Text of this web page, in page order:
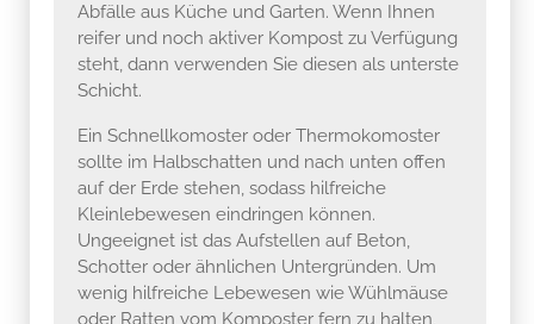
Abfälle aus Küche und Garten. Wenn Ihnen
reifer und noch aktiver Kompost zu Verfügung
steht, dann verwenden Sie diesen als unterste
Schicht.
Ein Schnellkomoster oder Thermokomoster
sollte im Halbschatten und nach unten offen
auf der Erde stehen, sodass hilfreiche
Kleinlebewesen eindringen können.
Ungeeignet ist das Aufstellen auf Beton,
Schotter oder ähnlichen Untergründen. Um
wenig hilfreiche Lebewesen wie Wühlmäuse
oder Ratten vom Komposter fern zu halten,